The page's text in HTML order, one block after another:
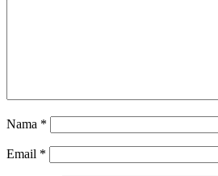
Nama *
Email *